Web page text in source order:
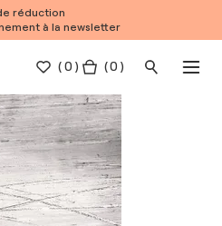
réduction
à la newsletter
(0 ) ( 0 )